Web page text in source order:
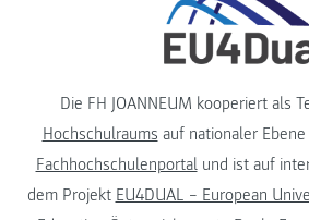
Die FH JOANNEUM kooperiert als
Hochschulraums auf nationaler
Fachhochschulenportalund ist auf
dem Projekt EU4DUAL – European